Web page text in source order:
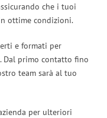
che i tuoi
ottime condizioni.
e formati per
Dal primo contatto fino
team sarà al tuo
per ulteriori